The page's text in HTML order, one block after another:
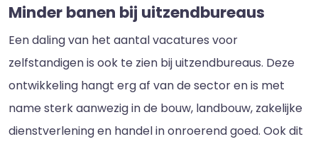
Minder banen bij uitzendbureaus
Een daling van het aantal vacatures voor
zelfstandigen is ook te zien bij uitzendbureaus. Deze
ontwikkeling hangt erg af van de sector en is met
name sterk aanwezig in de bouw, landbouw, zakelijke
dienstverlening en handel in onroerend goed. Ook dit